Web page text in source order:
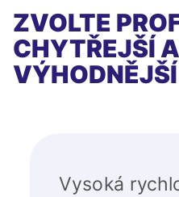
ZVOLTE
CHYTŘEJŠÍ A
Vysoká